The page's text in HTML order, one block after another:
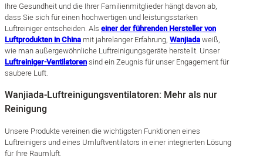
Ihre Gesundheit und die Ihrer Familienmitglieder hängt davon ab,
dass Sie sich für einen hochwertigen und leistungsstarken
Luftreiniger entscheiden. Als einer der führenden Hersteller von
Luftprodukten in China mit jahrelanger Erfahrung, Wanjiadaweiß,
wie man außergewöhnliche Luftreinigungsgeräte herstellt. Unser
Luftreiniger-Ventilatorensind ein Zeugnis für unser Engagement für
saubere Luft.
Wanjiada-Luftreinigungsventilatoren: Mehr als nur
Reinigung
Unsere Produkte vereinen die wichtigsten Funktionen eines
Luftreinigers und eines Umluftventilators in einer integrierten Lösung
für Ihre Raumluft.